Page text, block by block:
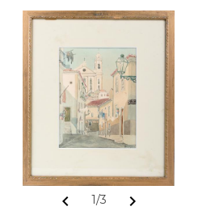
chevron_left 1/3 chevron_right